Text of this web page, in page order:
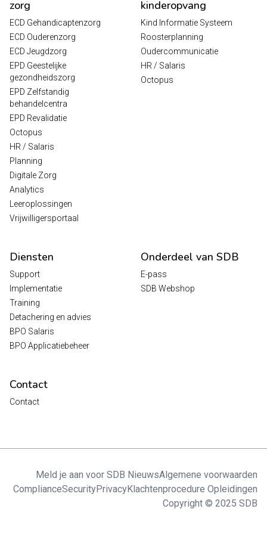
zorg
ECD Gehandicaptenzorg
ECD Ouderenzorg
ECD Jeugdzorg
EPD Geestelijke
gezondheidszorg
EPD Zelfstandig
behandelcentra
EPD Revalidatie
Octopus
HR / Salaris
Planning
Digitale Zorg
Analytics
Leeroplossingen
Vrijwilligersportaal
kinderopvang
Kind Informatie Systeem
Roosterplanning
Oudercommunicatie
HR / Salaris
Octopus
Diensten
Support
Implementatie
Training
Detachering en advies
BPO Salaris
BPO Applicatiebeheer
Onderdeel van SDB
E-pass
SDB Webshop
Contact
Contact
Meld je aan voor SDB NieuwsAlgemene voorwaarden
ComplianceSecurityPrivacyKlachtenprocedure Opleidingen
Copyright © 2025 SDB